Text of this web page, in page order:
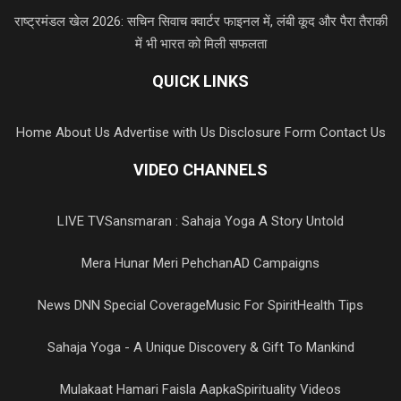
राष्ट्रमंडल खेल 2026: सचिन सिवाच क्वार्टर फाइनल में, लंबी कूद और पैरा तैराकी
में भी भारत को मिली सफलता
QUICK LINKS
Home About Us Advertise with Us Disclosure Form Contact Us
VIDEO CHANNELS
LIVE TVSansmaran : Sahaja Yoga A Story Untold
Mera Hunar Meri PehchanAD Campaigns
News DNN Special CoverageMusic For SpiritHealth Tips
Sahaja Yoga - A Unique Discovery & Gift To Mankind
Mulakaat Hamari Faisla AapkaSpirituality Videos